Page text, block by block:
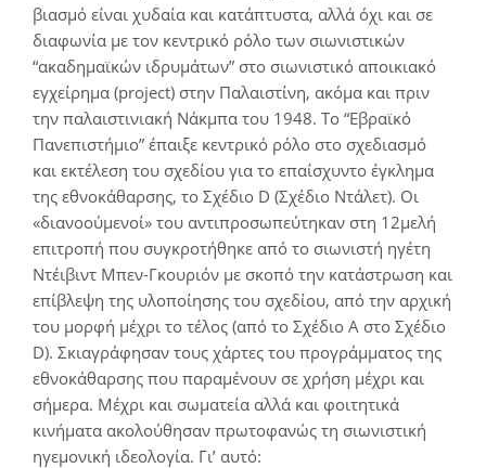
βιασμό είναι χυδαία και κατάπτυστα, αλλά όχι και σε
διαφωνία με τον κεντρικό ρόλο των σιωνιστικών
“ακαδημαϊκών ιδρυμάτων” στο σιωνιστικό αποικιακό
εγχείρημα (project) στην Παλαιστίνη, ακόμα και πριν
την παλαιστινιακή Νάκμπα του 1948. Το “Εβραϊκό
Πανεπιστήμιο” έπαιξε κεντρικό ρόλο στο σχεδιασμό
και εκτέλεση του σχεδίου για το επαίσχυντο έγκλημα
της εθνοκάθαρσης, το Σχέδιο D (Σχέδιο Ντάλετ). Οι
«διανοούμενοί» του αντιπροσωπεύτηκαν στη 12μελή
επιτροπή που συγκροτήθηκε από το σιωνιστή ηγέτη
Ντέιβιντ Μπεν-Γκουριόν με σκοπό την κατάστρωση και
επίβλεψη της υλοποίησης του σχεδίου, από την αρχική
του μορφή μέχρι το τέλος (από το Σχέδιο Α στο Σχέδιο
D). Σκιαγράφησαν τους χάρτες του προγράμματος της
εθνοκάθαρσης που παραμένουν σε χρήση μέχρι και
σήμερα. Μέχρι και σωματεία αλλά και φοιτητικά
κινήματα ακολούθησαν πρωτοφανώς τη σιωνιστική
ηγεμονική ιδεολογία. Γι’ αυτό: